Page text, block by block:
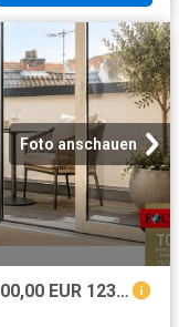
Foto anschauen
Wohnung zum Kaufen in Köln 899.000,00 EUR 123.7 m²